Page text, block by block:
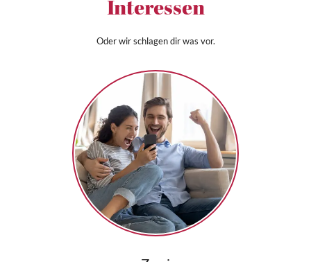
Interessen
Oder wir schlagen dir was vor.